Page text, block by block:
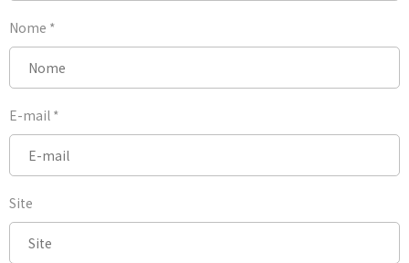
Nome *
E-mail *
Site